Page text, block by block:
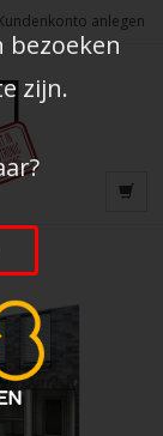
anlegen
bezoeken
zijn.